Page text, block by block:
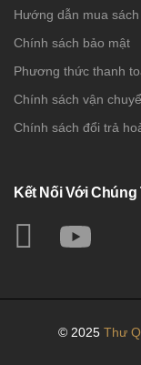
Hướng dẫn mua sách
Chính sách bảo mật
Phương thức thanh
Chính sách vận
Chính sách đổi trả
Kết Nối Với Chúng
© 2025 Thư